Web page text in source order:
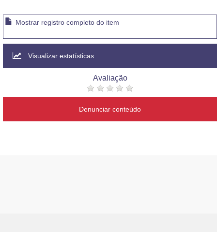
Mostrar registro completo do item
Visualizar estatísticas
Avaliação
Denunciar conteúdo